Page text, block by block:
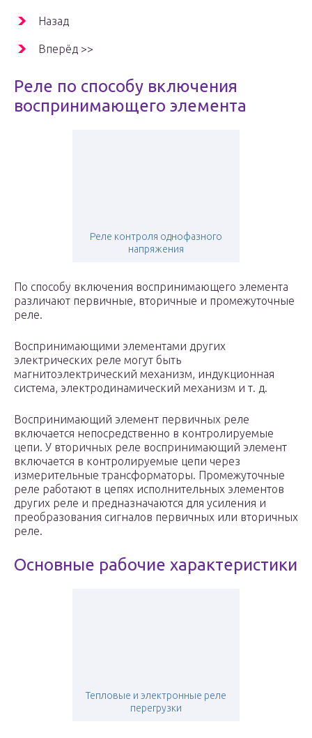
Назад
Вперёд >>
Реле по способу включения
воспринимающего элемента
Реле контроля однофазного
напряжения
По способу включения воспринимающего элемента
различают первичные, вторичные и промежуточные
реле.
Воспринимающими элементами других
электрических реле могут быть
магнитоэлектрический механизм, индукционная
система, электродинамический механизм и т. д.
Воспринимающий элемент первичных реле
включается непосредственно в контролируемые
цепи. У вторичных реле воспринимающий элемент
включается в контролируемые цепи через
измерительные трансформаторы. Промежуточные
реле работают в цепях исполнительных элементов
других реле и предназначаются для усиления и
преобразования сигналов первичных или вторичных
реле.
Основные рабочие характеристики
Тепловые и электронные реле
перегрузки